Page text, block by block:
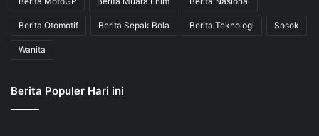
Berita Otomotif Berita Sepak Bola Berita Teknologi Sosok
Wanita
Berita Populer Hari ini